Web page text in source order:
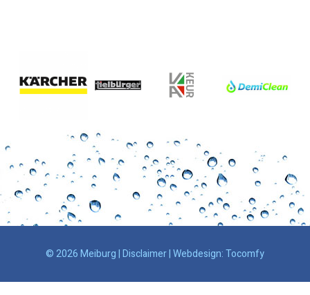
© 2026 Meiburg |Disclaimer| Webdesign:Tocomfy